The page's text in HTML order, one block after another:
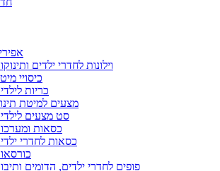
וילונות לחדרי ילדים
כיסויי
כריות
מצעים למיטת
סט מצעים
כסאות
כסאות לחדרי
פופים לחדרי ילדים, הדומים